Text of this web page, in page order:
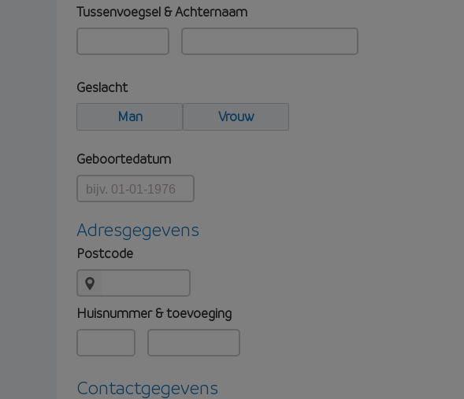
Tussenvoegsel & Achternaam
Geslacht
Man
Vrouw
Geboortedatum
Adresgegevens
Postcode
Huisnummer & toevoeging
Contactgegevens